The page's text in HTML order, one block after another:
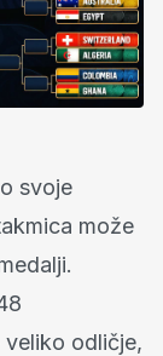
svoje
može
veliko odličje,